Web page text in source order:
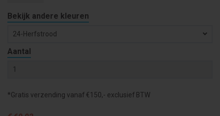
Bekijk andere kleuren
24-Herfstrood
Aantal
*Gratis verzending vanaf €150,- exclusief BTW